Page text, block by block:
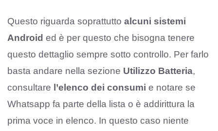
Questo riguarda soprattutto alcuni sistemi
Android ed è per questo che bisogna tenere
questo dettaglio sempre sotto controllo. Per farlo
basta andare nella sezione Utilizzo Batteria,
consultare l’elenco dei consumi e notare se
Whatsapp fa parte della lista o è addirittura la
prima voce in elenco. In questo caso niente